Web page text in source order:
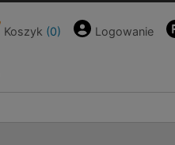
Koszyk (0) Logowanie